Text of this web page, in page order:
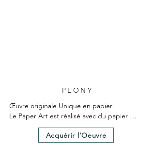
PEONY
Œuvre originale Unique en papier
Le Paper Art est réalisé avec du papier
teinté dans la masse
Le Paper Art a nécessité 25 heures environ
Acquérir l'Oeuvre